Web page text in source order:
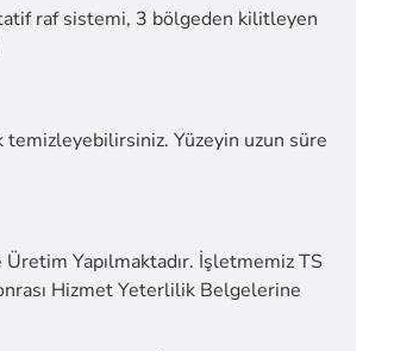
raf sistemi, 3 bölgeden kilitleyen
temizleyebilirsiniz. Yüzeyin uzun süre
Yapılmaktadır. İşletmemiz TS
Hizmet Yeterlilik Belgelerine